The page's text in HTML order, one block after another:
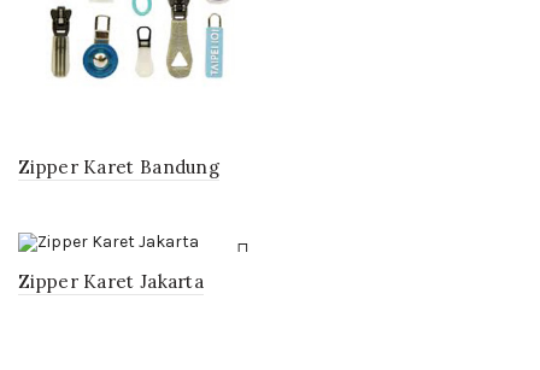
Zipper Karet Bandung
Zipper Karet Jakarta